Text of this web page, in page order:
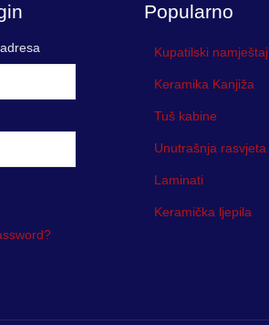
Popularno
Kupatilski namještaj
Keramika Kanjiža
Tuš kabine
Unutrašnja rasvjeta
Laminati
Keramička ljepila